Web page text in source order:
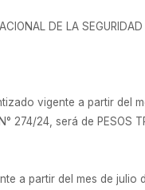
DE LA SEGURIDAD
vigente a partir
24, será de PESOS
a partir del mes de